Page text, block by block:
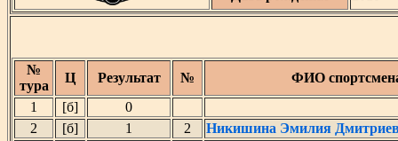
№
тура
Ц Результат №
ФИО
1
[б]
0
2
[б] 1 2
Никишина Эмилия